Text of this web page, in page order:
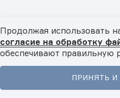
Главная Новости
Иранские исследователи
перспективную разработку
Продолжая использовать
согласие на обработку
обеспечивают правильную
ПРИНЯТЬ И